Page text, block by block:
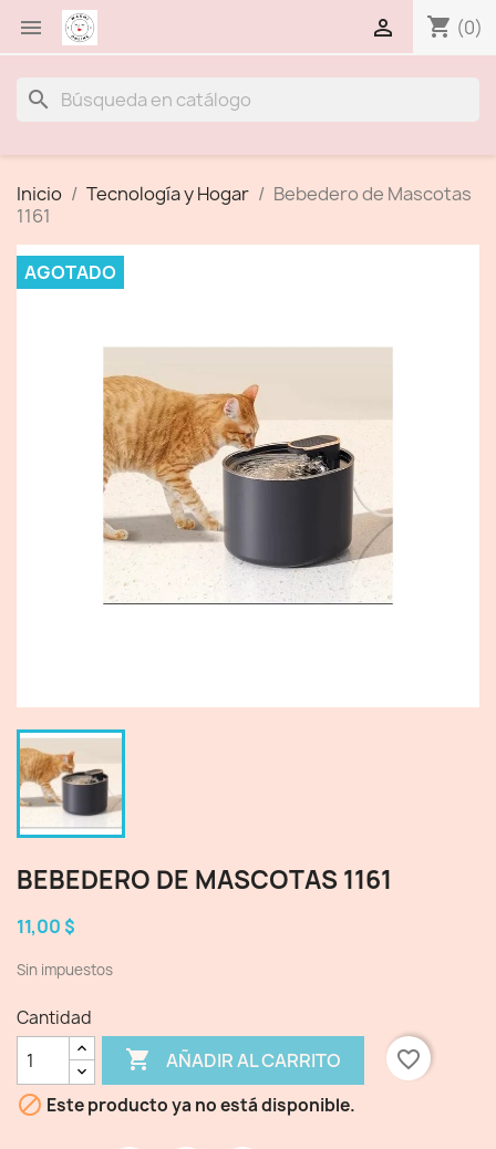
 shopping_cart (0)

search
Inicio Tecnología y Hogar
Bebedero de Mascotas
1161
AGOTADO
BEBEDERO DE MASCOTAS 1161
11,00 $
Sin impuestos
Cantidad
 AÑADIR AL CARRITO
favorite_border
 Este producto ya no está disponible.